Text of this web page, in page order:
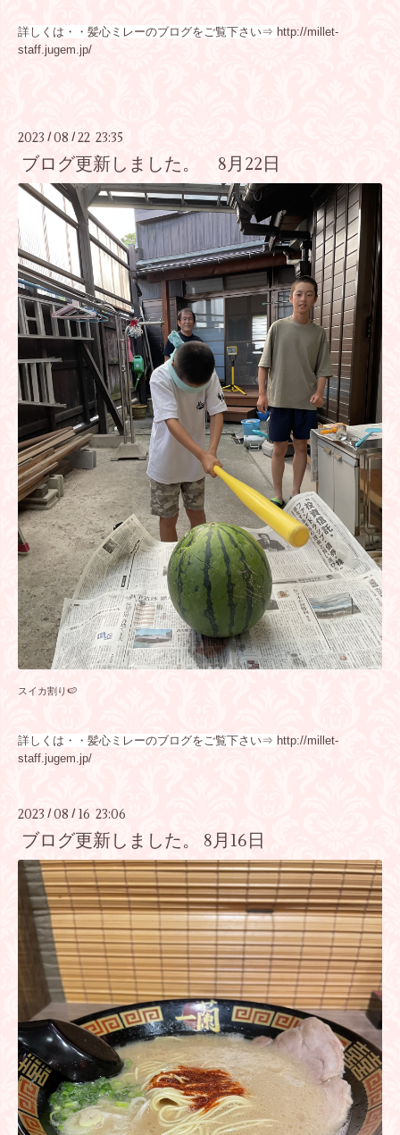
詳しくは・・髪心ミレーのブログをご覧下さい⇒ http://millet-
staff.jugem.jp/
2023 /08 / 22 23:35
ブログ更新しました。 8月22日
スイカ割り🍉
詳しくは・・髪心ミレーのブログをご覧下さい⇒ http://millet-
staff.jugem.jp/
2023 / 08 / 16 23:06
ブログ更新しました。 8月16日